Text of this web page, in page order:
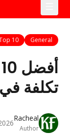
General
10
تكلفة في
Racheal
Author